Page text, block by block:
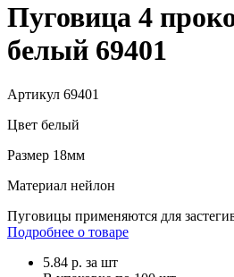
Пуговица 4
белый 69401
Артикул 69401
Цвет белый
Размер 18мм
Материал нейлон
Пуговицы применяются для
Подробнее о товаре
5.84 р. за шт